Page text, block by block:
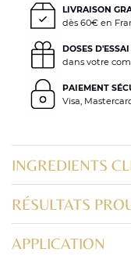
LIVRAISON
dès 60€ en
DOSES D'ESSAI
dans votre
PAIEMENT
Visa,
INGREDIENTS
RÉSULTATS
APPLICATION